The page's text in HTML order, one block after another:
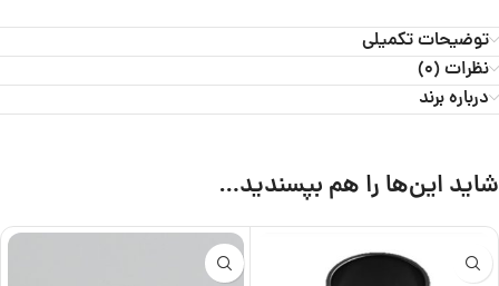
توضیحات تکمیلی
نظرات (0)
درباره برند
شاید این‌ها را هم بپسندید…